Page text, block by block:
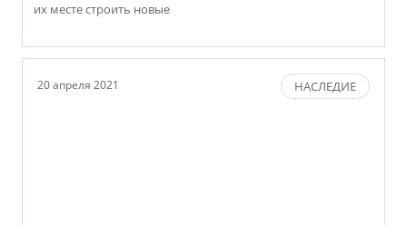
их месте строить новые
20 апреля 2021 НАСЛЕДИЕ